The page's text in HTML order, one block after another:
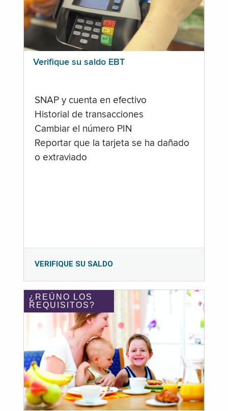
Verifique su saldo EBT
SNAP y cuenta en efectivo
Historial de transacciones
Cambiar el número PIN
Reportar que la tarjeta se ha dañado
o extraviado
VERIFIQUE SU SALDO
¿REÚNO LOS
REQUISITOS?